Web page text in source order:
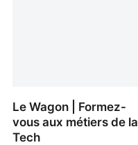
Le Wagon | Formez-
vous aux métiers de la
Tech